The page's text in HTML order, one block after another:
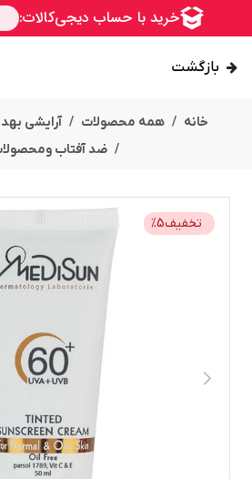
بازگشت
خانه همه محصولات آرایشی
ضد آفتاب
تخفیف %5